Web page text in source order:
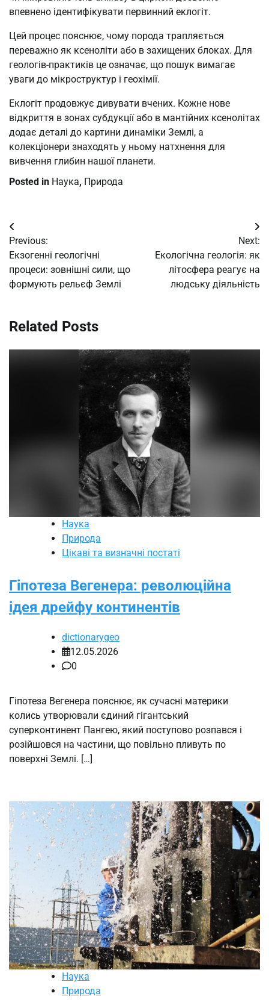
впевнено ідентифікувати первинний еклогіт.
Цей процес пояснює, чому порода трапляється
переважно як ксеноліти або в захищених блоках. Для
геологів-практиків це означає, що пошук вимагає
уваги до мікроструктур і геохімії.
Еклогіт продовжує дивувати вчених. Кожне нове
відкриття в зонах субдукції або в мантійних ксенолітах
додає деталі до картини динаміки Землі, а
колекціонери знаходять у ньому натхнення для
вивчення глибин нашої планети.
Posted in Наука, Природа
Post
navigation
Previous:
Екзогенні геологічні
процеси: зовнішні сили, що
формують рельєф Землі
Next:
Екологічна геологія: як
літосфера реагує на
людську діяльність
Related Posts
Наука
Природа
Цікаві та визначні постаті
Гіпотеза Вегенера: революційна
ідея дрейфу континентів
dictionarygeo
12.05.2026
0
Гіпотеза Вегенера пояснює, як сучасні материки
колись утворювали єдиний гігантський
суперконтинент Пангею, який поступово розпався і
розійшовся на частини, що повільно пливуть по
поверхні Землі. […]
Наука
Природа